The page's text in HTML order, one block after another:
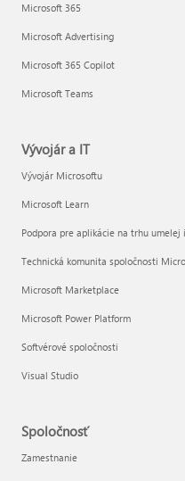
Microsoft 365
Microsoft Advertising
Microsoft 365 Copilot
Microsoft Teams
Vývojár a IT
Vývojár Microsoftu
Microsoft Learn
Podpora pre aplikácie na trhu
Technická komunita spoločnosti
Microsoft Marketplace
Microsoft Power Platform
Softvérové spoločnosti
Visual Studio
Spoločnosť
Zamestnanie